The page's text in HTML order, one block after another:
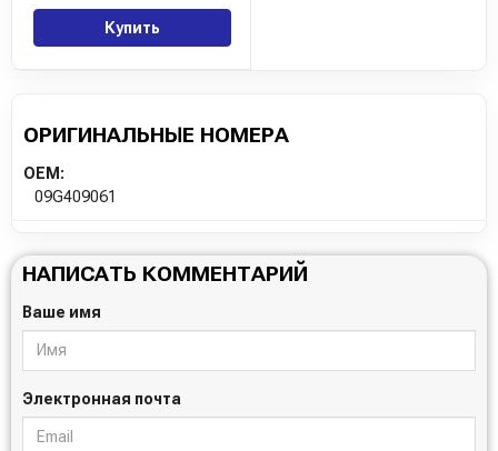
Купить
ОРИГИНАЛЬНЫЕ НОМЕРА
OEM:
09G409061
НАПИСАТЬ КОММЕНТАРИЙ
Ваше имя
Электронная почта